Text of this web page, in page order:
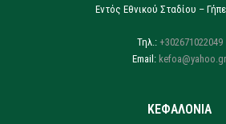
Εντός Εθνικού Σταδίου –
Τηλ.: +302671022049
Email: kefoa@yahoo.gr
ΚΕΦΑΛΟΝΙΑ